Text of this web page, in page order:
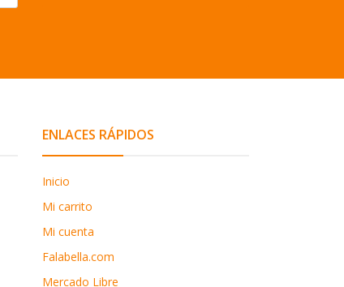
ENLACES RÁPIDOS
Inicio
Mi carrito
Mi cuenta
Falabella.com
Mercado Libre